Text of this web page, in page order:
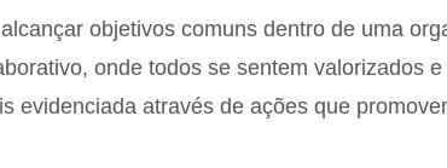
objetivos comuns dentro de uma
onde todos se sentem valorizados
através de ações que